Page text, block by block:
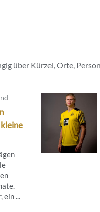
über Kürzel, Orte,
...